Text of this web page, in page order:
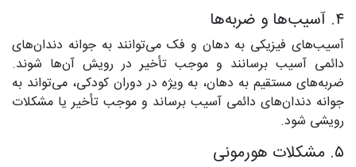
۴. آسیب‌ها و ضربه‌ها
آسیب‌های فیزیکی به دهان و فک می‌توانند به جوانه دندان‌های
دائمی آسیب برسانند و موجب تأخیر در رویش آن‌ها شوند.
ضربه‌های مستقیم به دهان، به ویژه در دوران کودکی، می‌تواند به
جوانه دندان‌های دائمی آسیب برساند و موجب تأخیر یا مشکلات
رویشی شود.
۵. مشکلات هورمونی